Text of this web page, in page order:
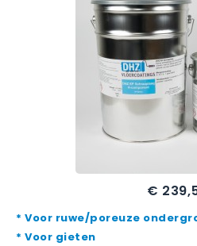
Prijs
€
* Voor ruwe/poreuze
* Voor gieten